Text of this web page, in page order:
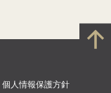
個人情報保護方針